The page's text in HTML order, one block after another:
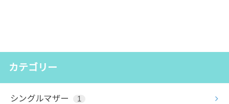
カテゴリー
シングルマザー 1